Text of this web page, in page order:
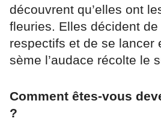
découvrent qu’elles ont
fleuries. Elles décident
respectifs et de se lancer
sème l’audace récolte le
Comment êtes-vous
?